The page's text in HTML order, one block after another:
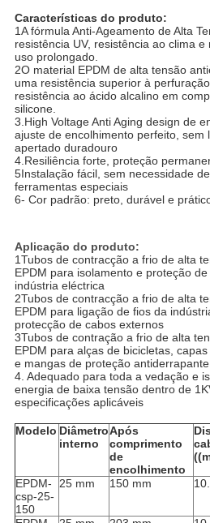
Características do produto:
1A fórmula Anti-Ageamento de Alta
resistência UV, resistência ao clima
uso prolongado.
2O material EPDM de alta tensão
uma resistência superior à
resistência ao ácido alcalino em
silicone.
3.High Voltage Anti Aging design de
ajuste de encolhimento perfeito, sem
apertado duradouro
4.Resiliência forte, proteção
5Instalação fácil, sem necessidade
ferramentas especiais
6- Cor padrão: preto, durável e
Aplicação do produto:
1Tubos de contracção a frio de alta
EPDM para isolamento e proteção
indústria eléctrica
2Tubos de contracção a frio de alta
EPDM para ligação de fios da
protecção de cabos externos
3Tubos de contração a frio de alta
EPDM para alças de bicicletas,
e mangas de proteção
4. Adequado para toda a vedação e
energia de baixa tensão dentro de
especificações aplicáveis
Modelo Diâmetro
interno
Após
comprimento
de
encolhimento
EPDM-
csp-25-
150
25 mm 150 mm